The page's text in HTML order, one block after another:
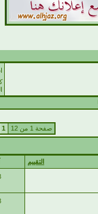
صفحة 1 من 12 1
التقييم